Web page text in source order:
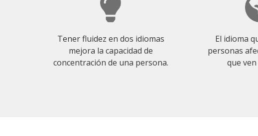
Tener fluidez en dos idiomas
mejora la capacidad de
concentración de una persona.
El idioma
personas
que